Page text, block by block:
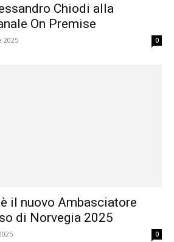
Chiodi alla
On Premise
2025 0
il nuovo Ambasciatore
di Norvegia 2025
0